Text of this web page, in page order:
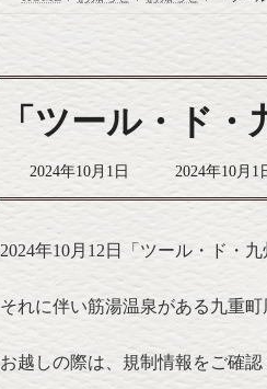
「ツール・ド
2024年10月1日
最
更
日
時
2024年10月1
2024年10月12日「ツール・ド・
それに伴い筋湯温泉がある九重
お越しの際は、規制情報をご確認